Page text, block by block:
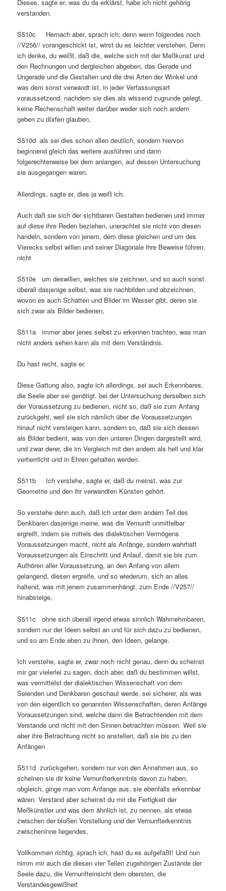
Dieses, sagte er, was du da erklärst, habe ich nicht gehörig
verstanden.
S510c Hernach aber, sprach ich; denn wenn folgendes noch
//V256// vorangeschickt ist, wirst du es leichter verstehen. Denn
ich denke, du weißt, daß die, welche sich mit der Meßkunst und
den Rechnungen und dergleichen abgeben, das Gerade und
Ungerade und die Gestalten und die drei Arten der Winkel und
was dem sonst verwandt ist, in jeder Verfassungsart
voraussetzend, nachdem sie dies als wissend zugrunde gelegt,
keine Rechenschaft weiter darüber weder sich noch andern
geben zu dürfen glauben,
S510d als sei dies schon allen deutlich, sondern hiervon
beginnend gleich das weitere ausführen und dann
folgerechterweise bei dem anlangen, auf dessen Untersuchung
sie ausgegangen waren.
Allerdings, sagte er, dies ja weiß ich.
Auch daß sie sich der sichtbaren Gestalten bedienen und immer
auf diese ihre Reden beziehen, unerachtet sie nicht von diesen
handeln, sondern von jenem, dem diese gleichen und um des
Vierecks selbst willen und seiner Diagonale ihre Beweise führen,
nicht
S510e um deswillen, welches sie zeichnen, und so auch sonst
überall dasjenige selbst, was sie nachbilden und abzeichnen,
wovon es auch Schatten und Bilder im Wasser gibt, deren sie
sich zwar als Bilder bedienen,
S511a immer aber jenes selbst zu erkennen trachten, was man
nicht anders sehen kann als mit dem Verständnis.
Du hast recht, sagte er.
Diese Gattung also, sagte ich allerdings, sei auch Erkennbares,
die Seele aber sei genötigt, bei der Untersuchung derselben sich
der Voraussetzung zu bedienen, nicht so, daß sie zum Anfang
zurückgeht, weil sie sich nämlich über die Voraussetzungen
hinauf nicht versteigen kann, sondern so, daß sie sich dessen
als Bilder bedient, was von den unteren Dingen dargestellt wird,
und zwar derer, die im Vergleich mit den andern als hell und klar
verherrlicht und in Ehren gehalten werden.
S511b Ich verstehe, sagte er, daß du meinst, was zur
Geometrie und den ihr verwandten Künsten gehört.
So verstehe denn auch, daß ich unter dem andern Teil des
Denkbaren dasjenige meine, was die Vernunft unmittelbar
ergreift, indem sie mittels des dialektischen Vermögens
Voraussetzungen macht, nicht als Anfänge, sondern wahrhaft
Voraussetzungen als Einschritt und Anlauf, damit sie bis zum
Aufhören aller Voraussetzung, an den Anfang von allem
gelangend, diesen ergreife, und so wiederum, sich an alles
haltend, was mit jenem zusammenhängt, zum Ende //V257//
hinabsteige,
S511c ohne sich überall irgend etwas sinnlich Wahrnehmbaren,
sondern nur der Ideen selbst an und für sich dazu zu bedienen,
und so am Ende eben zu ihnen, den Ideen, gelange.
Ich verstehe, sagte er, zwar noch nicht genau, denn du scheinst
mir gar vielerlei zu sagen, doch aber, daß du bestimmen willst,
was vermittelst der dialektischen Wissenschaft von dem
Seienden und Denkbaren geschaut werde, sei sicherer, als was
von den eigentlich so genannten Wissenschaften, deren Anfänge
Voraussetzungen sind, welche dann die Betrachtenden mit dem
Verstande und nicht mit den Sinnen betrachten müssen. Weil sie
aber ihre Betrachtung nicht so anstellen, daß sie bis zu den
Anfängen
S511d zurückgehen, sondern nur von den Annahmen aus, so
scheinen sie dir keine Vernunfterkenntnis davon zu haben,
obgleich, ginge man vom Anfange aus, sie ebenfalls erkennbar
wären. Verstand aber scheinst du mir die Fertigkeit der
Meßkünstler und was dem ähnlich ist, zu nennen, als etwas
zwischen der bloßen Vorstellung und der Vernunfterkenntnis
zwischeninne liegendes.
Vollkommen richtig, sprach ich, hast du es aufgefaßt! Und nun
nimm mir auch die diesen vier Teilen zugehörigen Zustände der
Seele dazu, die Vernunfteinsicht dem obersten, die
Verstandesgewißheit